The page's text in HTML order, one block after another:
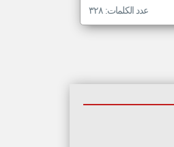
عدد الكلمات: ٣٢٨